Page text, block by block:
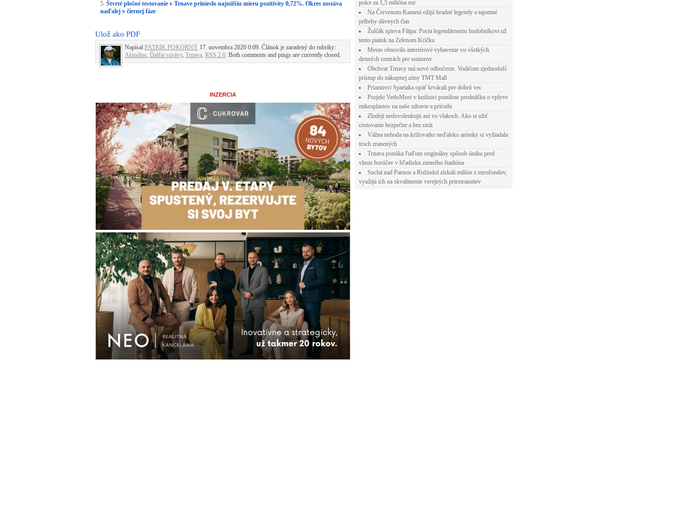
Štvrté plošné testovanie v Trnave prinieslo najnižšiu mieru pozitivity 0,72%. Okres zostáva
naďalej v čiernej fáze
Ulož ako PDF
Napísal PATRIK POKORNÝ 17. novembra 2020 0:09. Článok je zaradený do rubriky:
Aktuálne, Ďalšie správy, Trnava. RSS 2.0. Both comments and pings are currently closed.
INZERCIA
práce za 1,5 milióna eur
Na Červenom Kameni ožijú hradné legendy a tajomné
príbehy dávnych čias
Žulčák spieva Filipa: Pocta legendárnemu hudobníkovi už
tento piatok na Zelenom Kríčku
Mesto obnovilo interiérové vybavenie vo všetkých
denných centrách pre seniorov
Obchvat Trnavy má nové odbočenie. Vodičom zjednoduší
prístup do nákupnej zóny TMT Mall
Priaznivci Spartaka opäť krvácali pre dobrú vec
Projekt VedoMost v knižnici ponúkne prednášku o vplyve
mikroplastov na naše zdravie a prírodu
Zlodeji nedovolenkujú ani vo vlakoch. Ako si užiť
cestovanie bezpečne a bez strát
Vážna nehoda na križovatke neďaleko atómky si vyžiadala
troch zranených
Trnava ponúka ľuďom originálny spôsob úniku pred
vlnou horúčav v hľadisku zimného štadióna
Suchá nad Parnou a Ružindol získali milión z eurofondov,
využijú ich na skvalitnenie verejných priestranstiev